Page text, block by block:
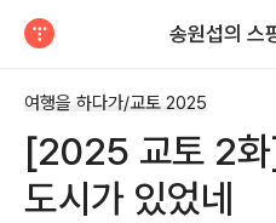
송원섭의 스
여행을 하다가/교토 2025
[2025 교토 2화
도시가 있었네